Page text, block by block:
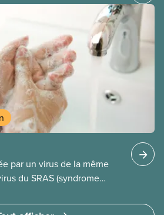
par un virus de la même
du SRAS (syndrome